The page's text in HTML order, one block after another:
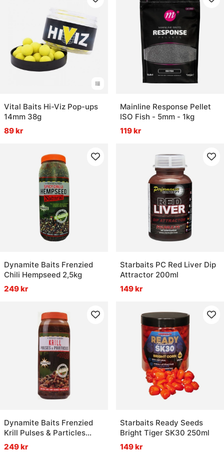
Vital Baits Hi-Viz Pop-ups
14mm 38g
89 kr
Mainline Response Pellet
ISO Fish - 5mm - 1kg
119 kr
Dynamite Baits Frenzied
Chili Hempseed 2,5kg
249 kr
Starbaits PC Red Liver Dip
Attractor 200ml
149 kr
Dynamite Baits Frenzied
Krill Pulses & Particles
2,5kg
249 kr
Starbaits Ready Seeds
Bright Tiger SK30 250ml
149 kr